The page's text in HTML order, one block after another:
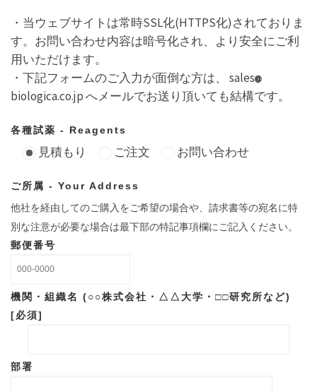
・当ウェブサイトは常時SSL化(HTTPS化)されておりま
す。お問い合わせ内容は暗号化され、より安全にご利
用いただけます。
・下記フォームのご入力が面倒な方は、 sales
biologica.co.jp へメールでお送り頂いても結構です。
各種試薬 - Reagents
見積もり ご注文 お問い合わせ
ご所属 - Your Address
他社を経由してのご購入をご希望の場合や、請求書等の宛名に特
別な注意が必要な場合は最下部の特記事項欄にご記入ください。
郵便番号
機関・組織名 (○○株式会社・△△大学・□□研究所など)
[必須]
部署